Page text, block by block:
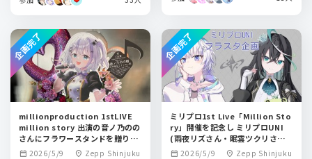
millionproduction 1stLIVE
million story 出演の音ノ乃のの
さんにフラワースタンドを贈りま
せんか？
calendar_month 2026/5/9 location_on Zepp Shinjuku
企画完了
ミリプロ1st Live「Million Sto
ry」開催を記念し ミリプロUNI
(雨夜リズさん・眠雲ツクリさん)
へフラスタを贈りませんか？
calendar_month 2026/5/9 location_on Zepp Shinjuku
企画完了